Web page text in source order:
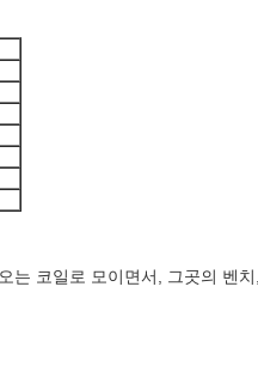
코일로 모이면서, 그곳의 벤